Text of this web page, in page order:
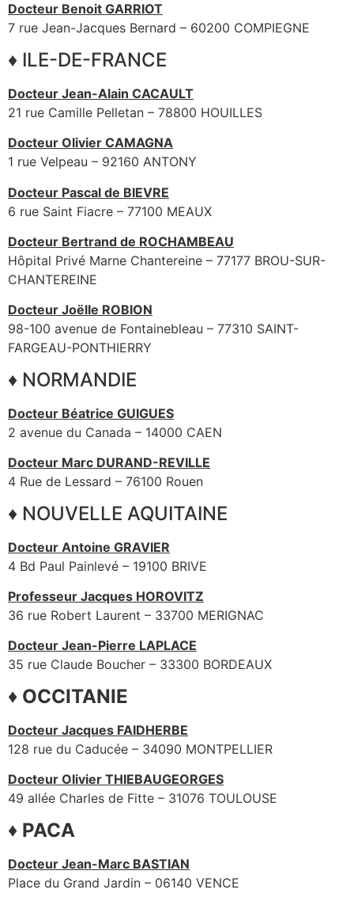
Docteur Benoit GARRIOT
7 rue Jean-Jacques Bernard – 60200 COMPIEGNE
♦ ILE-DE-FRANCE
Docteur Jean-Alain CACAULT
21 rue Camille Pelletan – 78800 HOUILLES
Docteur Olivier CAMAGNA
1 rue Velpeau – 92160 ANTONY
Docteur Pascal de BIEVRE
6 rue Saint Fiacre – 77100 MEAUX
Docteur Bertrand de ROCHAMBEAU
Hôpital Privé Marne Chantereine – 77177 BROU-SUR-
CHANTEREINE
Docteur Joëlle ROBION
98-100 avenue de Fontainebleau – 77310 SAINT-
FARGEAU-PONTHIERRY
♦ NORMANDIE
Docteur Béatrice GUIGUES
2 avenue du Canada – 14000 CAEN
Docteur Marc DURAND-REVILLE
4 Rue de Lessard – 76100 Rouen
♦ NOUVELLE AQUITAINE
Docteur Antoine GRAVIER
4 Bd Paul Painlevé – 19100 BRIVE
Professeur Jacques HOROVITZ
36 rue Robert Laurent – 33700 MERIGNAC
Docteur Jean-Pierre LAPLACE
35 rue Claude Boucher – 33300 BORDEAUX
♦ OCCITANIE
Docteur Jacques FAIDHERBE
128 rue du Caducée – 34090 MONTPELLIER
Docteur Olivier THIEBAUGEORGES
49 allée Charles de Fitte – 31076 TOULOUSE
♦ PACA
Docteur Jean-Marc BASTIAN
Place du Grand Jardin – 06140 VENCE